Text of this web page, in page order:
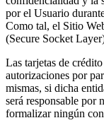
por el Usuario
Como tal, el Sitio
(Secure Socket
Las tarjetas de
autorizaciones por
mismas, si dicha
será responsable por
formalizar ningún